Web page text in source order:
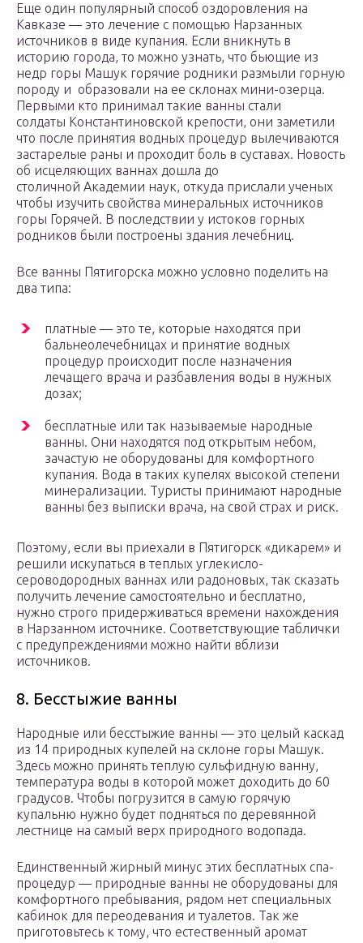
Еще один популярный способ оздоровления на
Кавказе — это лечение с помощью Нарзанных
источников в виде купания. Если вникнуть в
историю города, то можно узнать, что бьющие из
недр горы Машук горячие родники размыли горную
породу и образовали на ее склонах мини-озерца.
Первыми кто принимал такие ванны стали
солдаты Константиновской крепости, они заметили
что после принятия водных процедур вылечиваются
застарелые раны и проходит боль в суставах. Новость
об исцеляющих ваннах дошла до
столичной Академии наук, откуда прислали ученых
чтобы изучить свойства минеральных источников
горы Горячей. В последствии у истоков горных
родников были построены здания лечебниц.
Все ванны Пятигорска можно условно поделить на
два типа:
платные — это те, которые находятся при
бальнеолечебницах и принятие водных
процедур происходит после назначения
лечащего врача и разбавления воды в нужных
дозах;
бесплатные или так называемые народные
ванны. Они находятся под открытым небом,
зачастую не оборудованы для комфортного
купания. Вода в таких купелях высокой степени
минерализации. Туристы принимают народные
ванны без выписки врача, на свой страх и риск.
Поэтому, если вы приехали в Пятигорск «дикарем» и
решили искупаться в теплых углекисло-
сероводородных ваннах или радоновых, так сказать
получить лечение самостоятельно и бесплатно,
нужно строго придерживаться времени нахождения
в Нарзанном источнике. Соответствующие таблички
с предупреждениями можно найти вблизи
источников.
8. Бесстыжие ванны
Народные или бесстыжие ванны — это целый каскад
из 14 природных купелей на склоне горы Машук.
Здесь можно принять теплую сульфидную ванну,
температура воды в которой может доходить до 60
градусов. Чтобы погрузится в самую горячую
купальню нужно будет подняться по деревянной
лестнице на самый верх природного водопада.
Единственный жирный минус этих бесплатных спа-
процедур — природные ванны не оборудованы для
комфортного пребывания, рядом нет специальных
кабинок для переодевания и туалетов. Так же
приготовьтесь к тому, что естественный аромат